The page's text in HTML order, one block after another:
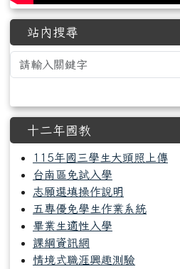
站內搜尋
十二年國教
115年國三學生大頭照上傳
台南區免試入學
志願選填操作說明
五專優免學生作業系統
畢業生適性入學
課綱資訊網
情境式職涯興趣測驗